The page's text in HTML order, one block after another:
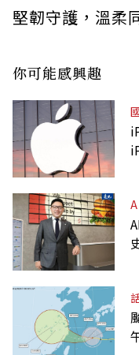
堅韌守護，溫柔
你可能感興趣